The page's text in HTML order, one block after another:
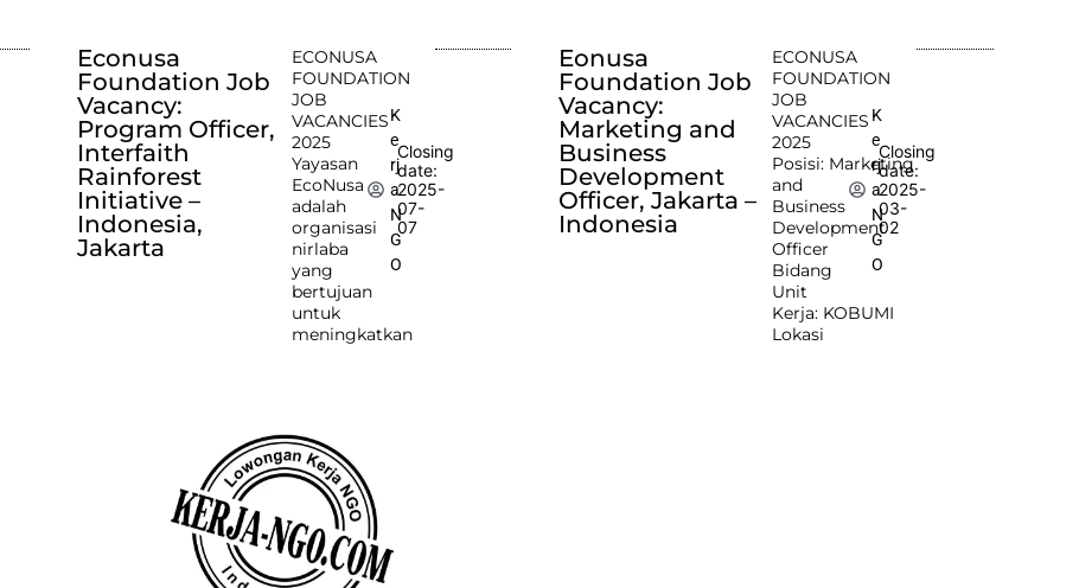
Econusa
Foundation Job
Vacancy:
Program Officer,
Interfaith
Rainforest
Initiative –
Indonesia,
Jakarta
ECONUSA
FOUNDATION
JOB
VACANCIES
2025
Yayasan
EcoNusa
adalah
organisasi
nirlaba
yang
bertujuan
untuk
meningkatkan
K
e
rj
a
N
G
O
Closing
date:
2025-
07-
07
Eonusa
Foundation Job
Vacancy:
Marketing and
Business
Development
Officer, Jakarta –
Indonesia
ECONUSA
FOUNDATION
JOB
VACANCIES
2025
Posisi: Marketing
and
Business
Development
Officer
Bidang
Unit
Kerja: KOBUMI
Lokasi
K
e
rj
a
N
G
O
Closing
date:
2025-
03-
02